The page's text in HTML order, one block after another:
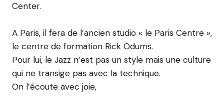
Center.
A Paris, il fera de l’ancien studio « le Paris Centre »,
le centre de formation Rick Odums.
Pour lui, le Jazz n’est pas un style mais une culture
qui ne transige pas avec la technique.
On l’écoute avec joie,